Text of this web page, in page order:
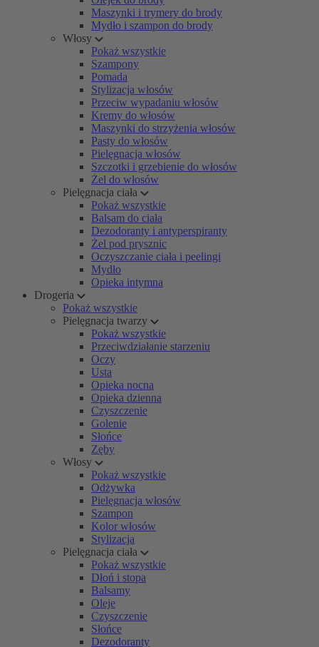
Maszynki i trymery do brody
Mydło i szampon do brody
Włosy
Pokaż wszystkie
Szampony
Pomada
Stylizacja włosów
Przeciw wypadaniu włosów
Kremy do włosów
Maszynki do strzyżenia włosów
Pasty do włosów
Pielęgnacja włosów
Szczotki i grzebienie do włosów
Żel do włosów
Pielęgnacja ciała
Pokaż wszystkie
Balsam do ciała
Dezodoranty i antyperspiranty
Żel pod prysznic
Oczyszczanie ciała i peelingi
Mydło
Opieka intymna
Drogeria
Pokaż wszystkie
Pielęgnacja twarzy
Pokaż wszystkie
Przeciwdziałanie starzeniu
Oczy
Usta
Opieka nocna
Opieka dzienna
Czyszczenie
Golenie
Słońce
Zęby
Włosy
Pokaż wszystkie
Odżywka
Pielęgnacja włosów
Szampon
Kolor włosów
Stylizacja
Pielęgnacja ciała
Pokaż wszystkie
Dłoń i stopa
Balsamy
Oleje
Czyszczenie
Słońce
Dezodoranty